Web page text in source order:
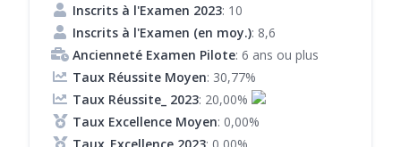
Inscrits à l'Examen 2023: 10
Inscrits à l'Examen (en moy.): 8,6
Ancienneté Examen Pilote: 6 ans ou plus
Taux Réussite Moyen: 30,77%
Taux Réussite_ 2023: 20,00%
Taux Excellence Moyen: 0,00%